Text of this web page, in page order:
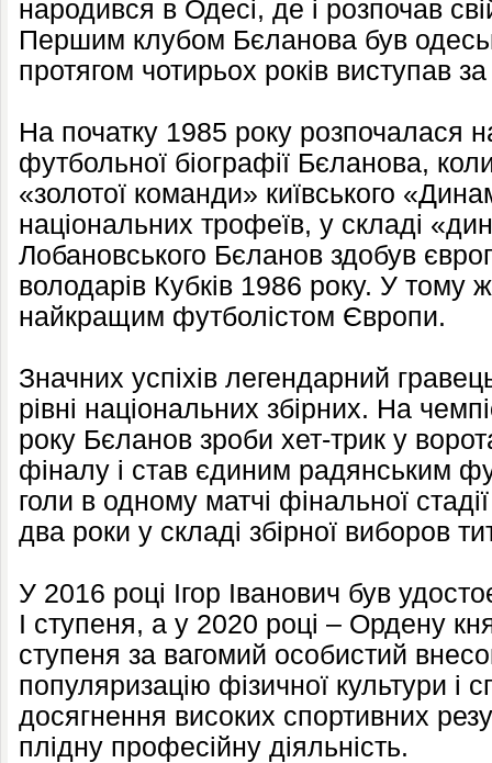
народився в Одесі, де і розпочав
Першим клубом Бєланова був
протягом чотирьох років виступав
На початку 1985 року розпочалася
футбольної біографії Бєланова,
«золотої команди» київського
національних трофеїв, у складі
Лобановського Бєланов здобув
володарів Кубків 1986 року. У тому
найкращим футболістом Європи.
Значних успіхів легендарний
рівні національних збірних. На
року Бєланов зроби хет-трик у
фіналу і став єдиним радянським
голи в одному матчі фінальної
два роки у складі збірної виборов
У 2016 році Ігор Іванович був
I ступеня, а у 2020 році – Ордену
ступеня за вагомий особистий
популяризацію фізичної культури і
досягнення високих спортивних
плідну професійну діяльність.